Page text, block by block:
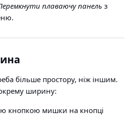
плаваючу панель з
більше простору, ніж іншим.
ширину:
кнопкою мишки на кнопці